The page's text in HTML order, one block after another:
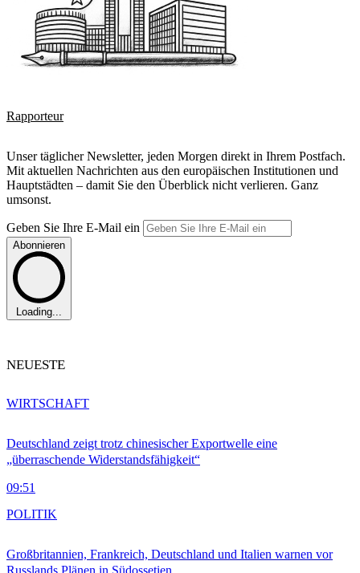
Rapporteur
Unser täglicher Newsletter, jeden Morgen direkt in Ihrem Postfach.
Mit aktuellen Nachrichten aus den europäischen Institutionen und
Hauptstädten – damit Sie den Überblick nicht verlieren. Ganz
umsonst.
Geben Sie Ihre E-Mail ein
Abonnieren
Loading...
NEUESTE
Deutschland zeigt trotz chinesischer Exportwelle eine
„überraschende Widerstandsfähigkeit“
09:51
WIRTSCHAFT
Großbritannien, Frankreich, Deutschland und Italien warnen vor
POLITIK